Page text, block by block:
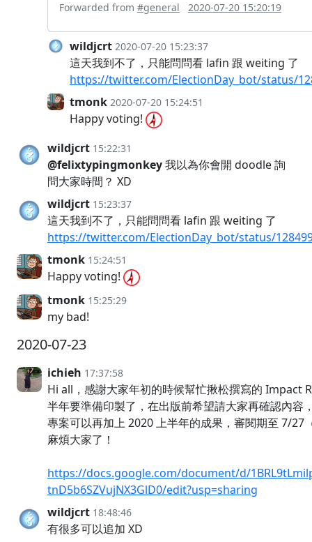
Forwarded from #general 2020-07-20 15:20:19
wildjcrt 2020-07-20 15:23:37
這天我到不了，只能問問看 lafin 跟 weiting 了
https://twitter.com/ElectionDay_bot/status/
tmonk 2020-07-20 15:24:51
Happy voting!
wildjcrt 15:22:31
@felixtypingmonkey我以為你會開 doodle 詢
問大家時間？ XD
wildjcrt 15:23:37
這天我到不了，只能問問看 lafin 跟 weiting 了
https://twitter.com/ElectionDay_bot/status/
tmonk 15:24:51
Happy voting!
tmonk 15:25:29
my bad!
2020-07-23
ichieh 17:37:58
Hi all，感謝大家年初的時候幫忙揪松撰寫的 Impact
半年要準備印製了，在出版前希望請大家再確認內容
專案可以再加上 2020 上半年的成果，審閱期至 7/27
麻煩大家了！
https://docs.google.com/document/d/
tnD5b6SZVujNX3GlD0/edit?usp=sharing
wildjcrt 18:48:46
有很多可以追加 XD